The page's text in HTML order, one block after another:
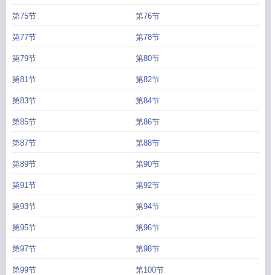
第75节 第76节
第77节 第78节
第79节 第80节
第81节 第82节
第83节 第84节
第85节 第86节
第87节 第88节
第89节 第90节
第91节 第92节
第93节 第94节
第95节 第96节
第97节 第98节
第99节 第100节